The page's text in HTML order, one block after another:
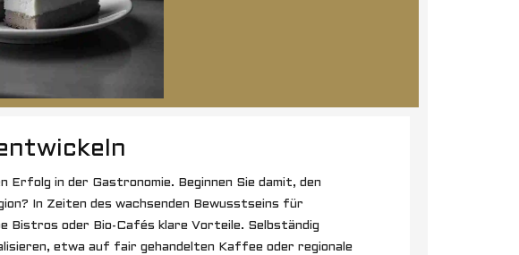
in der Gastronomie. Beginnen Sie damit, den
In Zeiten des wachsenden Bewusstseins für
Bistros oder Bio-Cafés klare Vorteile. Selbständig
etwa auf fair gehandelten Kaffee oder regionale